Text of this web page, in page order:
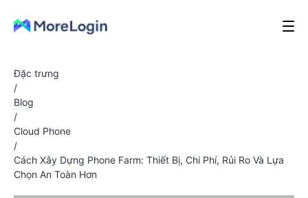
Đặc trưng
/
Blog
/
Cloud Phone
/
Cách Xây Dựng Phone Farm: Thiết Bị, Chi Phí, Rủi Ro Và Lựa
Chọn An Toàn Hơn